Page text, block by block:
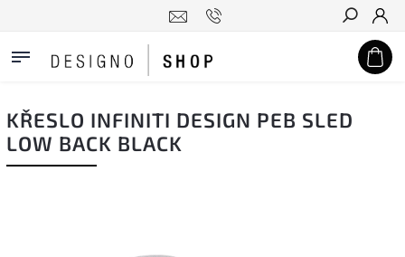
Hledat
KŘESLO INFINITI DESIGN PEB SLED
LOW BACK BLACK